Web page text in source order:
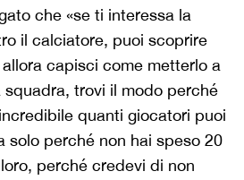
che «se ti interessa la
il calciatore, puoi scoprire
capisci come metterlo a
squadra, trovi il modo perché
quanti giocatori puoi
solo perché non hai speso 20
perché credevi di non